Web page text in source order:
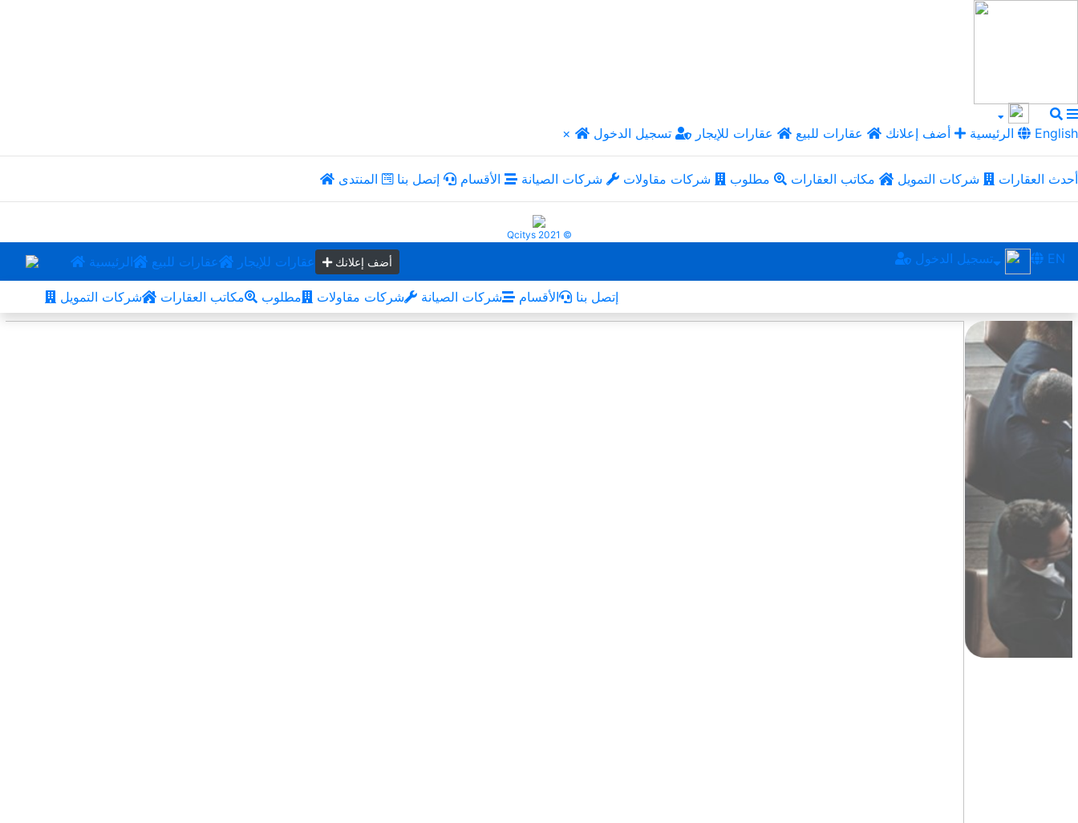
× الرئيسية أضف إعلانك عقارات للبيع عقارات للإيجار تسجيل الدخول English
أحدث العقارات شركات التمويل مكاتب العقارات مطلوب شركات مقاولات شركات الصيانة الأقسام إتصل بنا المنتدى
Qcitys 2021 ©
الرئيسية عقارات للبيع عقارات للإيجار أضف إعلانك تسجيل الدخول EN
شركات التمويل مكاتب العقارات مطلوب شركات مقاولات شركات الصيانة الأقسام إتصل بنا